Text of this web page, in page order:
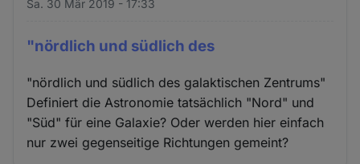
Sa. 30 Mär 2019 - 17:33
"nördlich und südlich des
"nördlich und südlich des galaktischen Zentrums"
Definiert die Astronomie tatsächlich "Nord" und
"Süd" für eine Galaxie? Oder werden hier einfach
nur zwei gegenseitige Richtungen gemeint?